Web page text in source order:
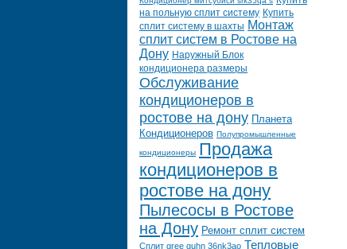
на польную сплит систему Купить
сплит систему в шахты Монтаж
сплит систем в Ростове на
Дону Наружный Блок
кондиционера размеры
Обслуживание
кондиционеров в
ростове на дону Планета
Кондиционеров Полупромышленные
кондиционеры Продажа
кондиционеров в
ростове на дону
Пылесосы в Ростове
на Дону Ремонт сплит систем
Сплит gree guhn 36nk3ao Тепловые